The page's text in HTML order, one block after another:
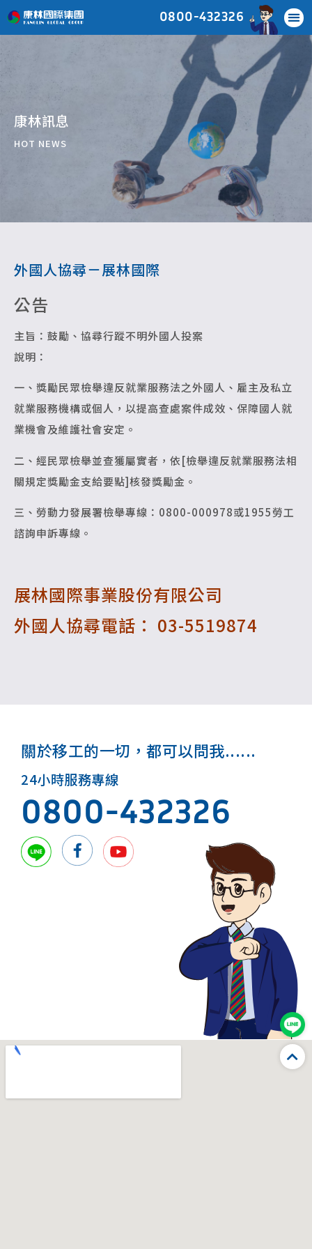
0800-432326
康林訊息
HOT NEWS
外國人協尋－展林國際
公告
主旨：鼓勵、協尋行蹤不明外國人投案
說明：
一、獎勵民眾檢舉違反就業服務法之外國人、雇主及私立
就業服務機構或個人，以提高查處案件成效、保障國人就
業機會及維護社會安定。
二、經民眾檢舉並查獲屬實者，依[檢舉違反就業服務法相
關規定獎勵金支給要點]核發獎勵金。
三、勞動力發展署檢舉專線：0800-000978或1955勞工
諮詢申訴專線。
展林國際事業股份有限公司
外國人協尋電話： 03-5519874
關於移工的一切，都可以問我......
24小時服務專線
0800-432326